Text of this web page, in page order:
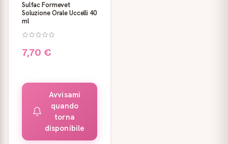
Sulfac Formevet
Soluzione Orale Uccelli 40
ml
7,70 €
Avvisami
quando
torna
disponibile